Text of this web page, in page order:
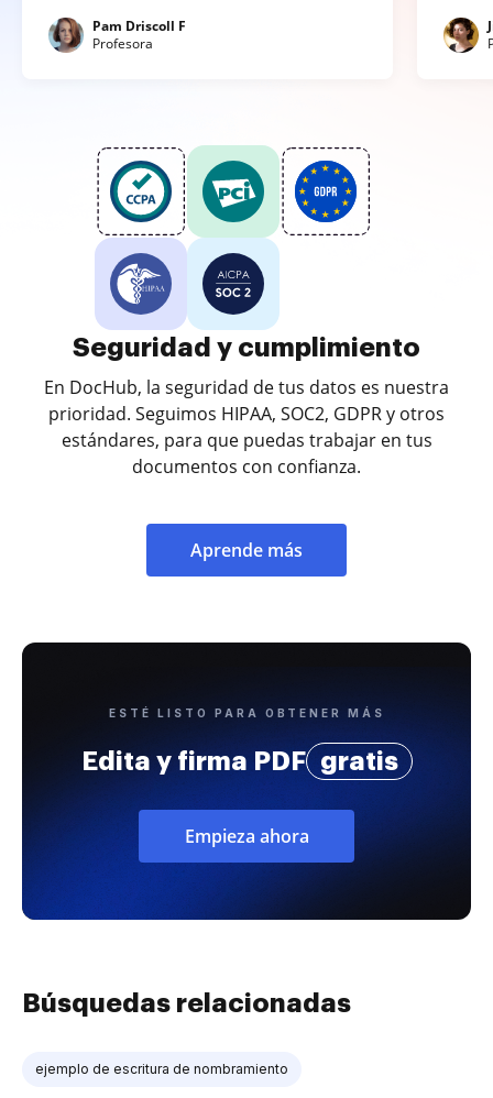
Pam Driscoll F
Profesora
Seguridad y cumplimiento
En DocHub, la seguridad de tus datos es nuestra
prioridad. Seguimos HIPAA, SOC2, GDPR y otros
estándares, para que puedas trabajar en tus
documentos con confianza.
Aprende más
ESTÉ LISTO PARA OBTENER MÁS
Edita y firma PDF gratis
Empieza ahora
Búsquedas relacionadas
ejemplo de escritura de nombramiento